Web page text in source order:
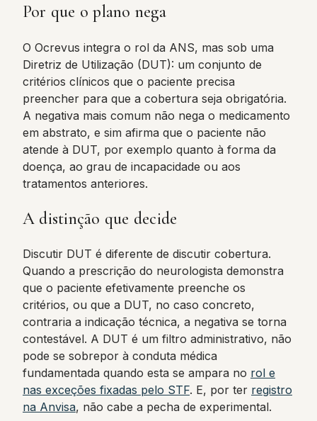
Por que o plano nega
O Ocrevus integra o rol da ANS, mas sob uma
Diretriz de Utilização (DUT): um conjunto de
critérios clínicos que o paciente precisa
preencher para que a cobertura seja obrigatória.
A negativa mais comum não nega o medicamento
em abstrato, e sim afirma que o paciente não
atende à DUT, por exemplo quanto à forma da
doença, ao grau de incapacidade ou aos
tratamentos anteriores.
A distinção que decide
Discutir DUT é diferente de discutir cobertura.
Quando a prescrição do neurologista demonstra
que o paciente efetivamente preenche os
critérios, ou que a DUT, no caso concreto,
contraria a indicação técnica, a negativa se torna
contestável. A DUT é um filtro administrativo, não
pode se sobrepor à conduta médica
fundamentada quando esta se ampara no rol e
nas exceções fixadas pelo STF. E, por ter registro
na Anvisa, não cabe a pecha de experimental.